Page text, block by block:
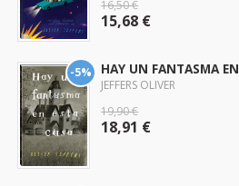
16,50 €
15,68 €
-5% HAY UN FANTASMA
JEFFERS OLIVER
19,90 €
18,91 €